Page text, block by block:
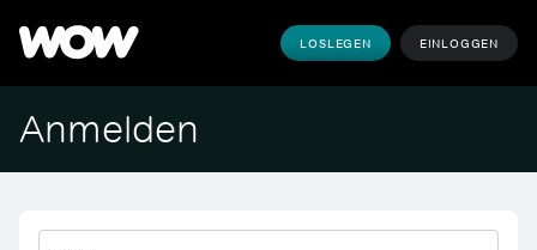
LOSLEGEN EINLOGGEN
Anmelden